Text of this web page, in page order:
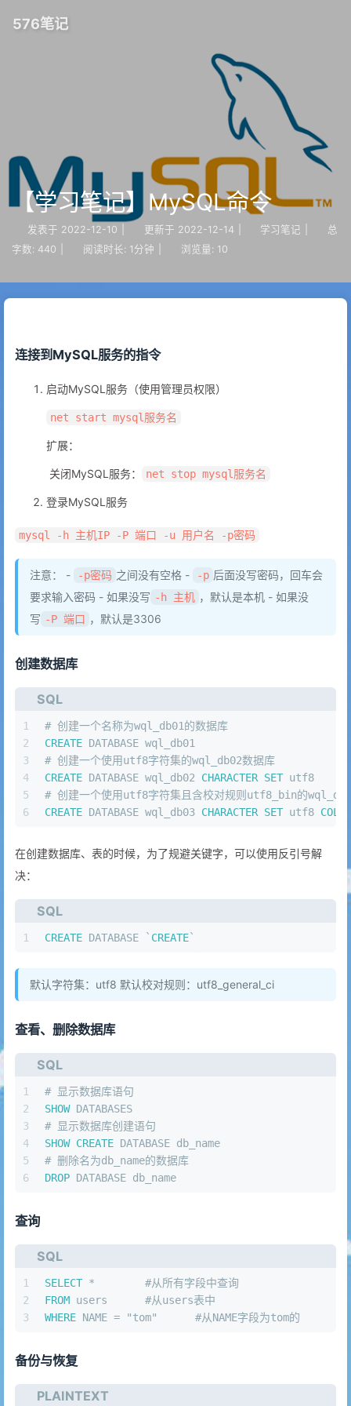
576笔记
【学习笔记】MySQL命令
发表于 2022-12-10 更新于 2022-12-14 学习笔记
总
字数: 440 阅读时长: 1分钟 浏览量: 10
连接到MySQL服务的指令
启动MySQL服务（使用管理员权限）
net start mysql服务名
扩展：
​ 关闭MySQL服务： net stop mysql服务名
登录MySQL服务
mysql -h 主机IP -P 端口 -u 用户名 -p密码
注意： - -p密码 之间没有空格 - -p 后面没写密码，回车会
要求输入密码 - 如果没写 -h 主机 ，默认是本机 - 如果没
写 -P 端口 ，默认是3306
创建数据库
SQL
1
2
3
4
5
6
# 创建一个名称为wql_db01的数据库
CREATE DATABASE wql_db01
# 创建一个使用utf8字符集的wql_db02数据库
CREATE DATABASE wql_db02 CHARACTER SET utf8
# 创建一个使用utf8字符集且含校对规则utf8_bin的
CREATE DATABASE wql_db03 CHARACTER SET utf8
在创建数据库、表的时候，为了规避关键字，可以使用反引号解
决：
SQL
1 CREATE DATABASE ` CREATE`
默认字符集：utf8 默认校对规则：utf8_general_ci
查看、删除数据库
SQL
1
2
3
4
5
6
# 显示数据库语句
SHOW DATABASES
# 显示数据库创建语句
SHOW CREATE DATABASE db_name
# 删除名为db_name的数据库
DROP DATABASE db_name
查询
SQL
1
2
3
SELECT *
	#从所有字段中查询
FROM
users	#从users表中
WHERE NAME = "tom"	#从NAME字段为tom的
备份与恢复
PLAINTEXT